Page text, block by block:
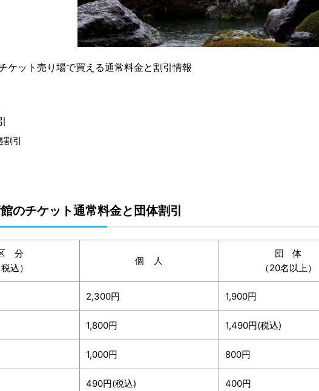
ケット売り場で買える通常料金と割引情報
割引
のチケット通常料金と団体割引
分
税込）
個 人
団 体
（20名以上）
2,300円 1,900円
1,800円 1,490円(税込)
1,000円 800円
490円(税込) 400円